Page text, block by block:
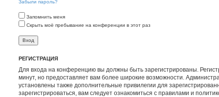
Забыли пароль?
Запомнить меня
Скрыть моё пребывание на конференции в этот раз
РЕГИСТРАЦИЯ
Для входа на конференцию вы должны быть зарегистрированы.
минут, но предоставляет вам более широкие возможности.
установлены также дополнительные привилегии для
зарегистрироваться, вам следует ознакомиться с правилами и